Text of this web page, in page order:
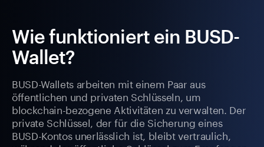
Wie funktioniert ein BUSD-
Wallet?
BUSD-Wallets arbeiten mit einem Paar aus
öffentlichen und privaten Schlüsseln, um
blockchain-bezogene Aktivitäten zu verwalten. Der
private Schlüssel, der für die Sicherung eines
BUSD-Kontos unerlässlich ist, bleibt vertraulich,